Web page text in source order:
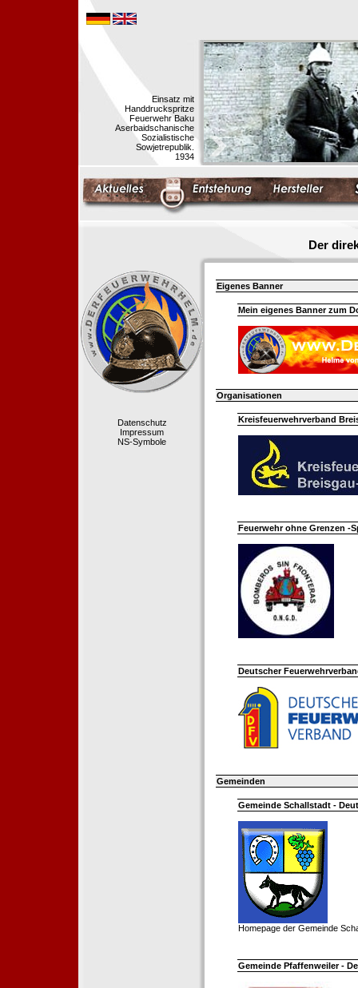
Einsatz mit
Handdruckspritze
Feuerwehr Baku
Aserbaidschanische
Sozialistische
Sowjetrepublik.
1934
Der
Datenschutz
Impressum
NS-Symbole
Eigenes Banner
Mein eigenes Banner zum
Organisationen
Kreisfeuerwehrverband
Feuerwehr ohne Grenzen -
Deutscher
Gemeinden
Gemeinde Schallstadt -
Homepage der Gemeinde
Gemeinde Pfaffenweiler -